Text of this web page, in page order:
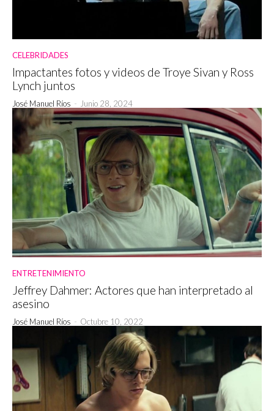
CELEBRIDADES
Impactantes fotos y videos de Troye Sivan y Ross
Lynch juntos
José Manuel Ríos - Junio 28, 2024
ENTRETENIMIENTO
Jeffrey Dahmer: Actores que han interpretado al
asesino
José Manuel Ríos - Octubre 10, 2022